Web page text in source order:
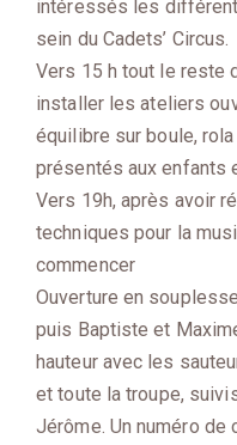
intéressés les
sein du Cadets’ Circus.
Vers 15 h tout le reste
installer les ateliers
équilibre sur boule,
présentés aux enfants
Vers 19h, après avoir
techniques pour la
commencer
Ouverture en
puis Baptiste et
hauteur avec les
et toute la troupe,
Jérôme. Un numéro de